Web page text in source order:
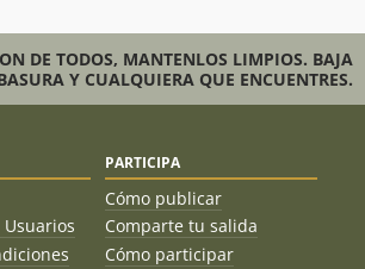
DE TODOS, MANTENLOS LIMPIOS. BAJA
Y CUALQUIERA QUE ENCUENTRES.
PARTICIPA
Cómo publicar
Comparte tu salida
Cómo participar